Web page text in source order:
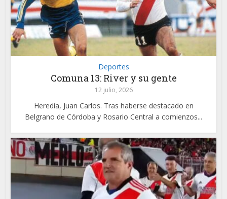
Deportes
Comuna 13: River y su gente
12 julio, 2026
Heredia, Juan Carlos. Tras haberse destacado en
Belgrano de Córdoba y Rosario Central a comienzos...